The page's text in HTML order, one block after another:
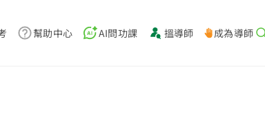
幫助中心 AI問功課 搵導師 成為導師